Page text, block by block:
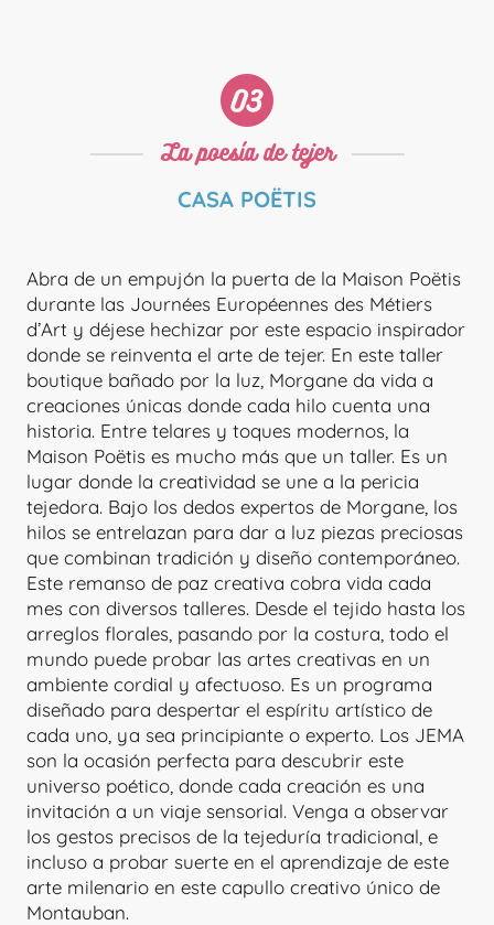
La poesía de tejer
CASA POËTIS
Abra de un empujón la puerta de la Maison Poëtis
durante las Journées Européennes des Métiers
d’Art y déjese hechizar por este espacio inspirador
donde se reinventa el arte de tejer. En este taller
boutique bañado por la luz, Morgane da vida a
creaciones únicas donde cada hilo cuenta una
historia. Entre telares y toques modernos, la
Maison Poëtis es mucho más que un taller. Es un
lugar donde la creatividad se une a la pericia
tejedora. Bajo los dedos expertos de Morgane, los
hilos se entrelazan para dar a luz piezas preciosas
que combinan tradición y diseño contemporáneo.
Este remanso de paz creativa cobra vida cada
mes con diversos talleres. Desde el tejido hasta los
arreglos florales, pasando por la costura, todo el
mundo puede probar las artes creativas en un
ambiente cordial y afectuoso. Es un programa
diseñado para despertar el espíritu artístico de
cada uno, ya sea principiante o experto. Los JEMA
son la ocasión perfecta para descubrir este
universo poético, donde cada creación es una
invitación a un viaje sensorial. Venga a observar
los gestos precisos de la tejeduría tradicional, e
incluso a probar suerte en el aprendizaje de este
arte milenario en este capullo creativo único de
Montauban.